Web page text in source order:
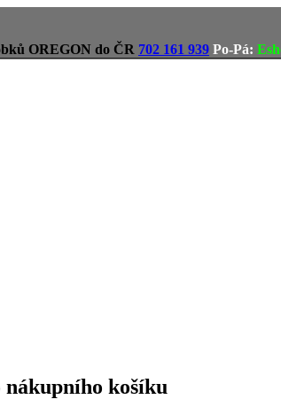
OREGON do ČR 702 161 939 Po-Pá:
košíku